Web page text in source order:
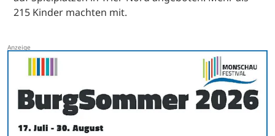
215 Kinder machten mit.